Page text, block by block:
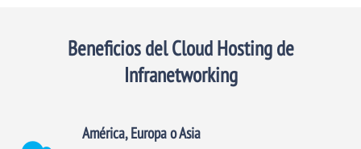
Beneficios del Cloud Hosting de
Infranetworking
América, Europa o Asia